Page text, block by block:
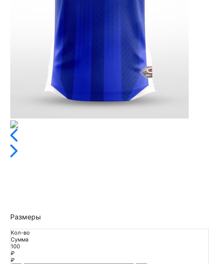
Размеры
Кол-во
Сумма
100
₽
₽